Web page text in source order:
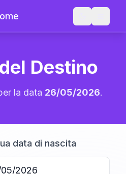
Destino
la data 26/05/2026.
data di nascita